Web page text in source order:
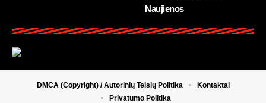
Naujienos
DMCA (Copyright) / Autorinių Teisių Politika
Kontaktai
Privatumo Politika